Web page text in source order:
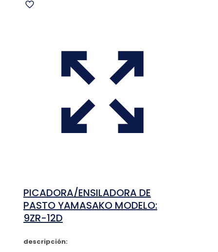
PICADORA/ENSILADORA DE
PASTO YAMASAKO MODELO:
9ZR-12D
descripción: